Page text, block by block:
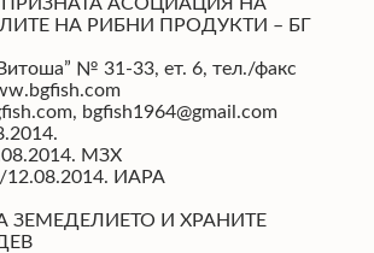
НА РИБНИ ПРОДУКТИ – БГ
№ 31-33, ет. 6, тел./факс
bgfish1964@gmail.com
МЗХ
ИАРА
ЗЕМЕДЕЛИЕТО И ХРАНИТЕ